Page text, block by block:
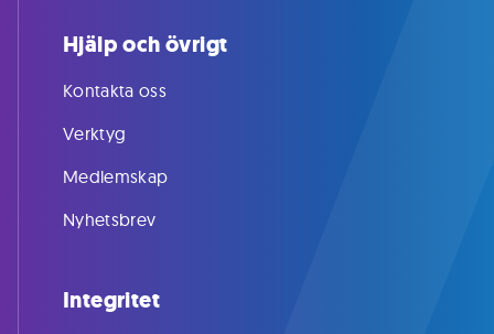
Hjälp och övrigt
Kontakta oss
Verktyg
Medlemskap
Nyhetsbrev
Integritet